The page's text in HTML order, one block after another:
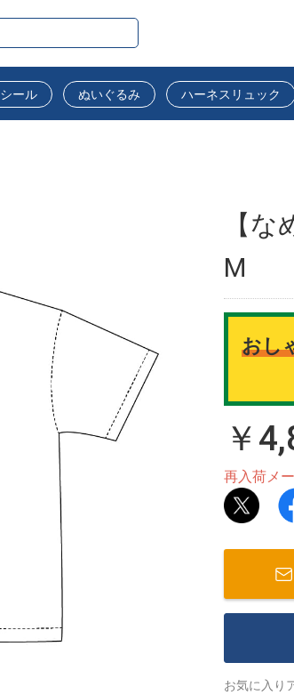
シール ぬいぐるみ ハーネスリュック
【
M
おし
￥
再入荷メ
お気に入り